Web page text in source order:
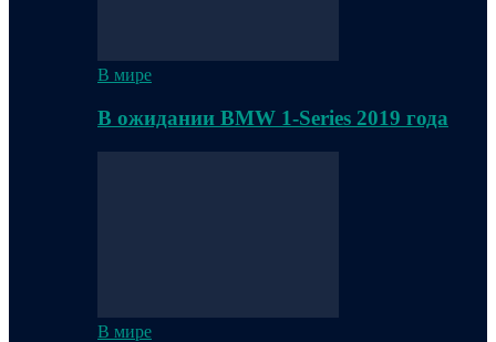
В мире
В ожидании BMW 1-Series 2019 года
В мире